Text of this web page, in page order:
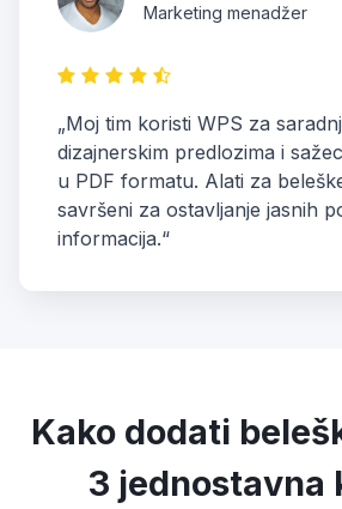
Marketing menadžer
„Moj tim koristi WPS za
dizajnerskim predlozima i
u PDF formatu. Alati za
savršeni za ostavljanje jasnih
informacija.“
Kako dodati
3 jednostavna